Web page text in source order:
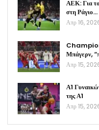
ΑΕΚ: Για
στη Ράγιο…
Απρ 16,
Μπάγερν,
Απρ 15,
Α1
της Α1
Απρ 15,